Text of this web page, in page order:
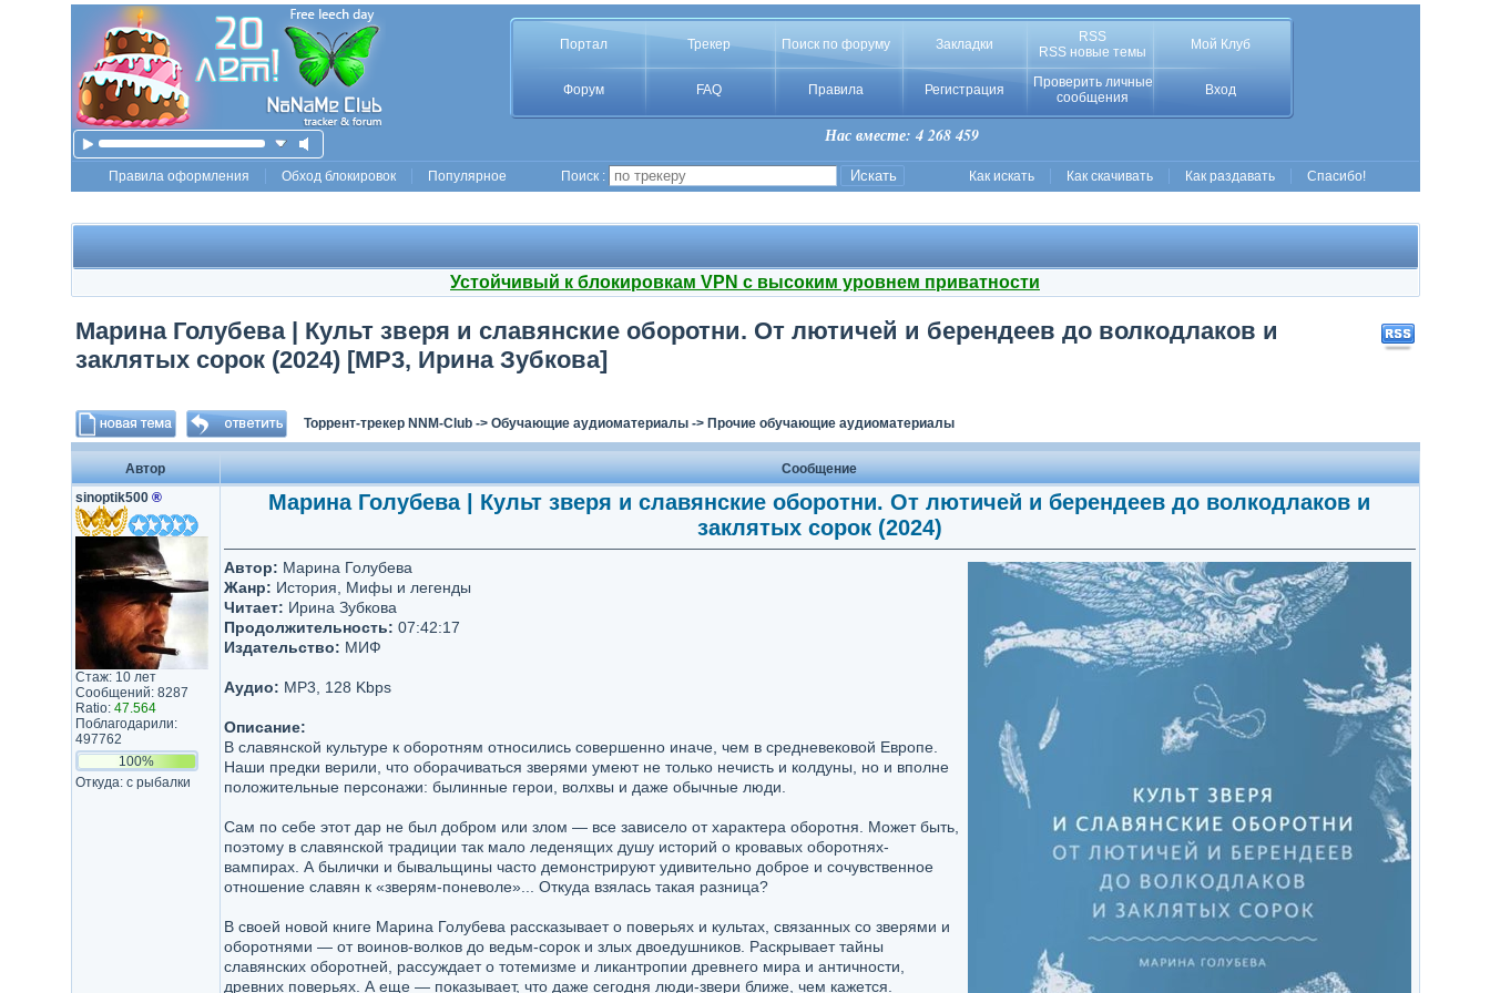
Портал Трекер Поиск по форуму Закладки
RSS
RSS новые темы
Мой Клуб
Форум FAQ Правила Регистрация
Проверить личные
сообщения
Вход
Нас вместе: 4 268 459
Правила оформления Обход блокировок Популярное Поиск : Как искать Как скачивать Как раздавать Спасибо!
Устойчивый к блокировкам VPN с высоким уровнем приватности
Марина Голубева | Культ зверя и славянские оборотни. От лютичей и берендеев до волкодлаков и
заклятых сорок (2024) [MP3, Ирина Зубкова]
Торрент-трекер NNM-Club-> Обучающие аудиоматериалы-> Прочие обучающие аудиоматериалы
Автор
Сообщение
sinoptik500 ®
Стаж: 10 лет
Сообщений: 8287
Ratio: 47.564
Поблагодарили:
497762
100%
Откуда: с рыбалки
Марина Голубева | Культ зверя и славянские оборотни. От лютичей и берендеев до волкодлаков и
заклятых сорок (2024)
Автор: Марина Голубева
Жанр: История, Мифы и легенды
Читает: Ирина Зубкова
Продолжительность: 07:42:17
Издательство: МИФ
Аудио: MP3, 128 Kbps
Описание:
В славянской культуре к оборотням относились совершенно иначе, чем в средневековой Европе.
Наши предки верили, что оборачиваться зверями умеют не только нечисть и колдуны, но и вполне
положительные персонажи: былинные герои, волхвы и даже обычные люди.
Сам по себе этот дар не был добром или злом — все зависело от характера оборотня. Может быть,
поэтому в славянской традиции так мало леденящих душу историй о кровавых оборотнях-
вампирах. А былички и бывальщины часто демонстрируют удивительно доброе и сочувственное
отношение славян к «зверям-поневоле»... Откуда взялась такая разница?
В своей новой книге Марина Голубева рассказывает о поверьях и культах, связанных со зверями и
оборотнями — от воинов-волков до ведьм-сорок и злых двоедушников. Раскрывает тайны
славянских оборотней, рассуждает о тотемизме и ликантропии древнего мира и античности,
древних поверьях. А еще — показывает, что даже сегодня люди-звери ближе, чем кажется.